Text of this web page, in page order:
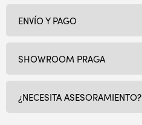
SHOWROOM PRAGA
¿NECESITA ASESORAMIENTO?
ENVÍO Y PAGO